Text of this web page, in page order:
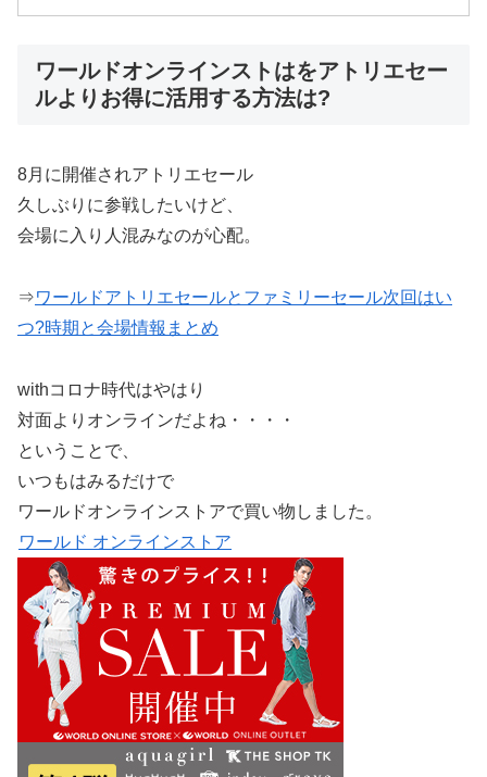
ワールドオンラインストはをアトリエセー
ルよりお得に活用する方法は?
8月に開催されアトリエセール
久しぶりに参戦したいけど、
会場に入り人混みなのが心配。
⇒ワールドアトリエセールとファミリーセール次回はい
つ?時期と会場情報まとめ
withコロナ時代はやはり
対面よりオンラインだよね・・・・
ということで、
いつもはみるだけで
ワールドオンラインストアで買い物しました。
ワールド オンラインストア